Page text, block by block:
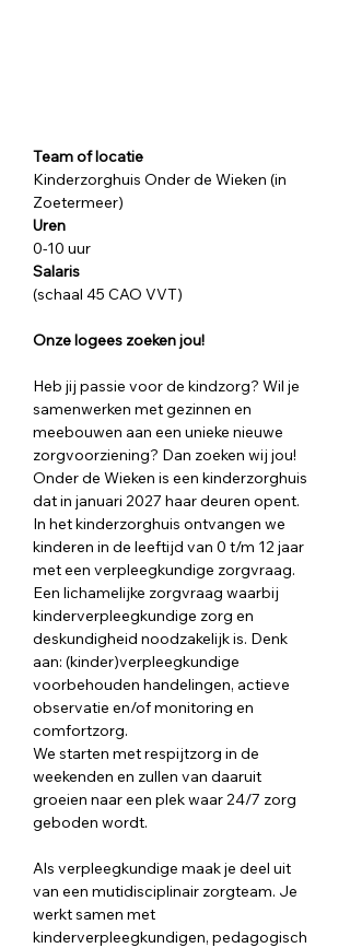
Team of locatie
Kinderzorghuis Onder de Wieken (in
Zoetermeer)
Uren
0-10 uur
Salaris
(schaal 45 CAO VVT)
Onze logees zoeken jou!
Heb jij passie voor de kindzorg? Wil je
samenwerken met gezinnen en
meebouwen aan een unieke nieuwe
zorgvoorziening? Dan zoeken wij jou!
Onder de Wieken is een kinderzorghuis
dat in januari 2027 haar deuren opent.
In het kinderzorghuis ontvangen we
kinderen in de leeftijd van 0 t/m 12 jaar
met een verpleegkundige zorgvraag.
Een lichamelĳke zorgvraag waarbĳ
kinderverpleegkundige zorg en
deskundigheid noodzakelĳk is. Denk
aan: (kinder)verpleegkundige
voorbehouden handelingen, actieve
observatie en/of monitoring en
comfortzorg.
We starten met respijtzorg in de
weekenden en zullen van daaruit
groeien naar een plek waar 24/7 zorg
geboden wordt.
Als verpleegkundige maak je deel uit
van een mutidisciplinair zorgteam. Je
werkt samen met
kinderverpleegkundigen, pedagogisch